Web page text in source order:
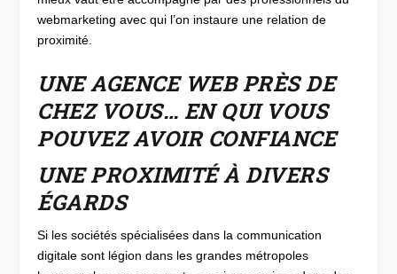
webmarketing avec qui l’on instaure une relation de
proximité.
UNE AGENCE WEB PRÈS DE
CHEZ VOUS… EN QUI VOUS
POUVEZ AVOIR CONFIANCE
UNE PROXIMITÉ À DIVERS
ÉGARDS
Si les sociétés spécialisées dans la communication
digitale sont légion dans les grandes métropoles